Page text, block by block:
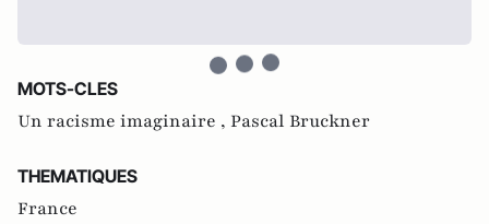
MOTS-CLES
Un racisme imaginaire , Pascal Bruckner
THEMATIQUES
France